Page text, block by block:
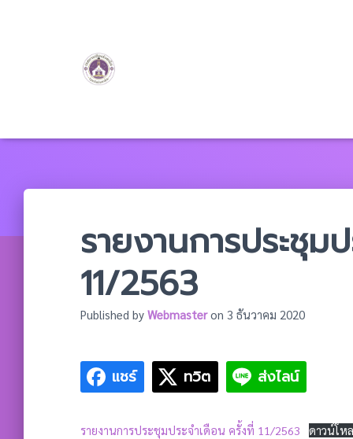
รายงานการประชุม
11/2563
Published by Webmasteron 3 ธันวาคม 2020
แชร์ ทวิต ส่งไลน์
รายงานการประชุมประจำเดือน ครั้งที่ 11/2563 ดาวน์โห